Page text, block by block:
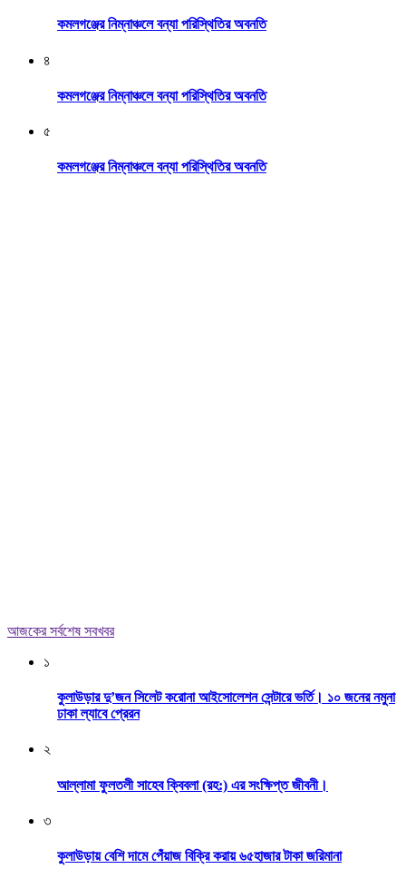
কমলগঞ্জের নিম্নাঞ্চলে বন্যা পরিস্থিতির অবনতি
৪
কমলগঞ্জের নিম্নাঞ্চলে বন্যা পরিস্থিতির অবনতি
৫
কমলগঞ্জের নিম্নাঞ্চলে বন্যা পরিস্থিতির অবনতি
আজকের সর্বশেষ সবখবর
১
কুলাউড়ার দু’জন সিলেট করোনা আইসোলেশন সেন্টারে ভর্তি। ১০ জনের নমুনা
ঢাকা ল্যাবে প্রেরন
২
আল্লামা ফুলতলী সাহেব ক্বিবলা (রহ:) এর সংক্ষিপ্ত জীবনী।
৩
কুলাউড়ায় বেশি দামে পেঁয়াজ বিক্রি করায় ৬৫হাজার টাকা জরিমানা